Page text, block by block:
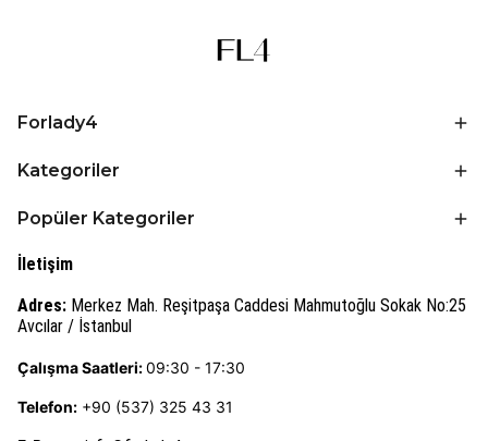
Forlady4
Kategoriler
Popüler Kategoriler
İletişim
Adres: Merkez Mah. Reşitpaşa Caddesi Mahmutoğlu Sokak No:25
Avcılar / İstanbul
Çalışma Saatleri:09:30 - 17:30
Telefon: +90 (537) 325 43 31